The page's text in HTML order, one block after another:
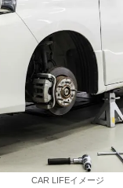
CAR LIFEイメージ